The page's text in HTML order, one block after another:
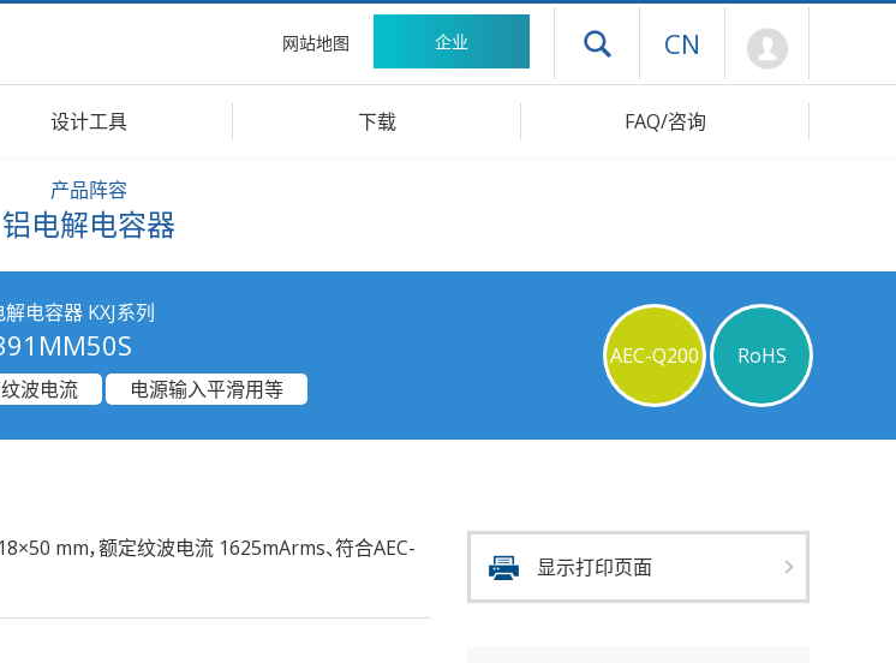
网站地图 企业 打开抽屉菜单
CN
设计工具 下载 FAQ/咨询
产品阵容
铝电解电容器
电容器 KXJ系列
AEC-Q200
RoHS
波电流 电源输入平滑用等
mm，额定纹波电流 1625mArms、符合AEC-
显示打印页面